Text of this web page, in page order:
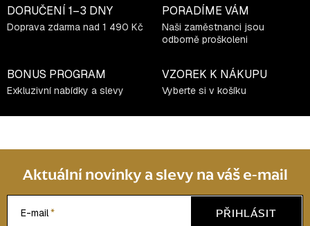
DORUČENÍ 1–3 DNY
Doprava zdarma nad 1 490 Kč
PORADÍME VÁM
Naši zaměstnanci jsou
odborně proškoleni
BONUS PROGRAM
Exkluzivní nabídky a slevy
VZOREK K NÁKUPU
Vyberte si v košíku
Aktuální novinky a slevy na váš e-mail
E-mail
PŘIHLÁSIT